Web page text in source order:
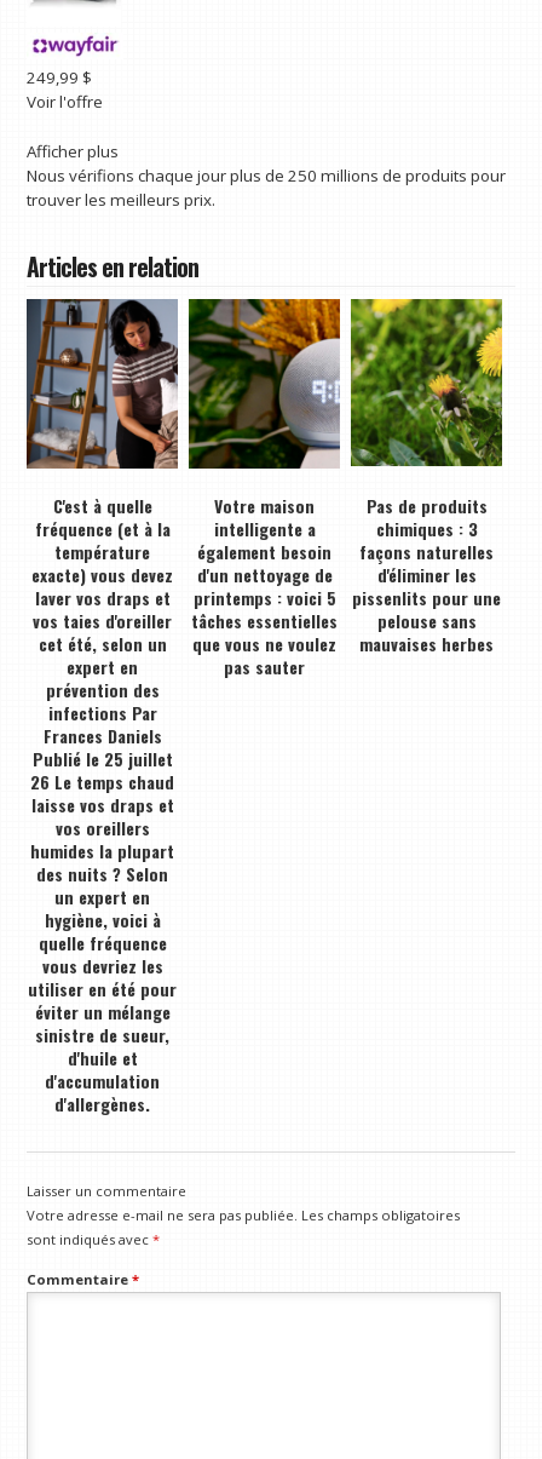
249,99 $
Voir l'offre
Afficher plus
Nous vérifions chaque jour plus de 250 millions de produits pour
trouver les meilleurs prix.
Articles en relation
C'est à quelle
fréquence (et à la
température
exacte) vous devez
laver vos draps et
vos taies d'oreiller
cet été, selon un
expert en
prévention des
infections Par
Frances Daniels
Publié le 25 juillet
26 Le temps chaud
laisse vos draps et
vos oreillers
humides la plupart
des nuits ? Selon
un expert en
hygiène, voici à
quelle fréquence
vous devriez les
utiliser en été pour
éviter un mélange
sinistre de sueur,
d'huile et
d'accumulation
d'allergènes.
Votre maison
intelligente a
également besoin
d'un nettoyage de
printemps : voici 5
tâches essentielles
que vous ne voulez
pas sauter
Pas de produits
chimiques : 3
façons naturelles
d'éliminer les
pissenlits pour une
pelouse sans
mauvaises herbes
Laisser un commentaire
Votre adresse e-mail ne sera pas publiée. Les champs obligatoires
sont indiqués avec*
Commentaire*